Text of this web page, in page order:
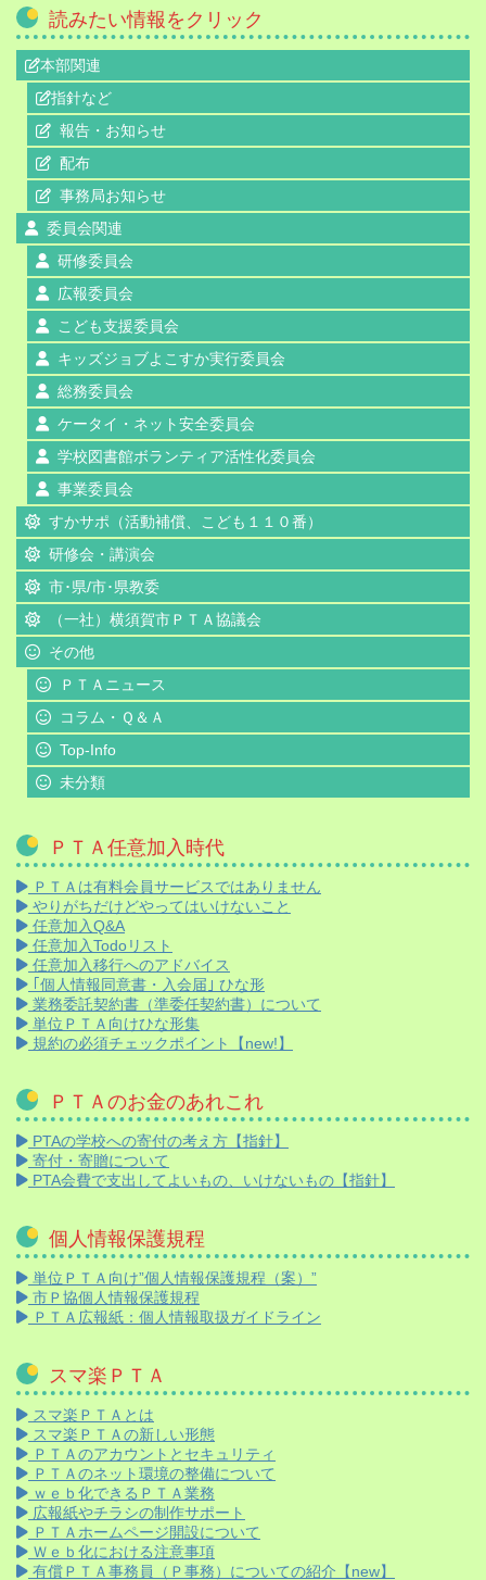
読みたい情報をクリック
本部関連
指針など
報告・お知らせ
配布
事務局お知らせ
委員会関連
研修委員会
広報委員会
こども支援委員会
キッズジョブよこすか実行委員会
総務委員会
ケータイ・ネット安全委員会
学校図書館ボランティア活性化委員会
事業委員会
すかサポ（活動補償、こども１１０番）
研修会・講演会
市･県/市･県教委
（一社）横須賀市ＰＴＡ協議会
その他
ＰＴＡニュース
コラム・Ｑ＆Ａ
Top-Info
未分類
ＰＴＡ任意加入時代
ＰＴＡは有料会員サービスではありません
やりがちだけどやってはいけないこと
任意加入Q&A
任意加入Todoリスト
任意加入移行へのアドバイス
｢個人情報同意書・入会届｣ ひな形
業務委託契約書（準委任契約書）について
単位ＰＴＡ向けひな形集
規約の必須チェックポイント【new!】
ＰＴＡのお金のあれこれ
PTAの学校への寄付の考え方【指針】
寄付・寄贈について
PTA会費で支出してよいもの、いけないもの【指針】
個人情報保護規程
単位ＰＴＡ向け”個人情報保護規程（案）”
市Ｐ協個人情報保護規程
ＰＴＡ広報紙：個人情報取扱ガイドライン
スマ楽ＰＴＡ
スマ楽ＰＴＡとは
スマ楽ＰＴＡの新しい形態
ＰＴＡのアカウントとセキュリティ
ＰＴＡのネット環境の整備について
ｗｅｂ化できるＰＴＡ業務
広報紙やチラシの制作サポート
ＰＴＡホームページ開設について
Ｗｅｂ化における注意事項
有償ＰＴＡ事務員（Ｐ事務）についての紹介【new】